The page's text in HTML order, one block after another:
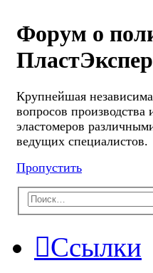
Форум о
Крупнейшая
вопросов производства
эластомеров
ведущих специалистов.
Пропустить
Ссылки